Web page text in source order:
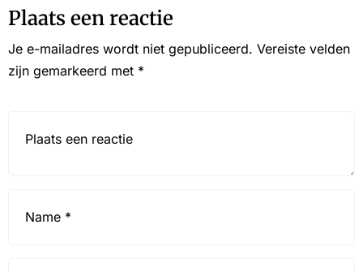
Plaats een reactie
Je e-mailadres wordt niet gepubliceerd. Vereiste velden
zijn gemarkeerd met *